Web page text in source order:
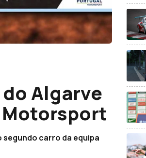
Algarve
carro da equipa